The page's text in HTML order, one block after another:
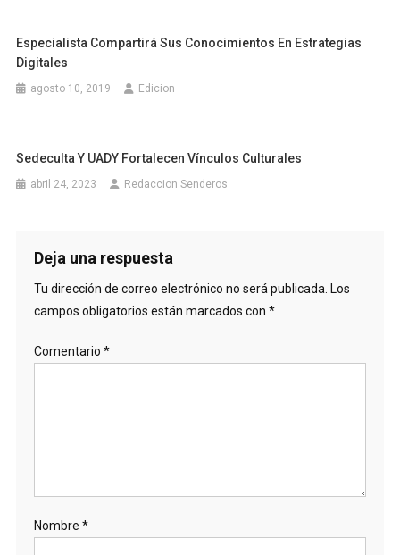
Especialista Compartirá Sus Conocimientos En Estrategias
Digitales
agosto 10, 2019 Edicion
Sedeculta Y UADY Fortalecen Vínculos Culturales
abril 24, 2023 Redaccion Senderos
Deja una respuesta
Tu dirección de correo electrónico no será publicada. Los
campos obligatorios están marcados con *
Comentario *
Nombre *